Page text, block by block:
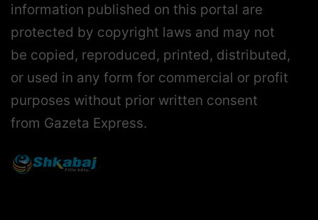
information published on this portal are
protected by copyright laws and may not
be copied, reproduced, printed, distributed,
or used in any form for commercial or profit
purposes without prior written consent
from Gazeta Express.